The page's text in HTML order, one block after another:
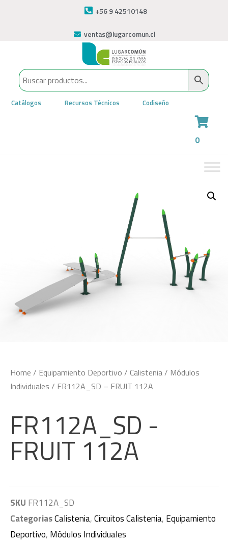
+56 9 42510148
ventas@lugarcomun.cl
Catálogos Recursos Técnicos Codiseño
0
Home / Equipamiento Deportivo / Calistenia/ Módulos
Individuales / FR112A_SD – FRUIT 112A
FR112A_SD -
FRUIT 112A
SKU FR112A_SD
CategoriasCalistenia,Circuitos Calistenia, Equipamiento
Deportivo, Módulos Individuales